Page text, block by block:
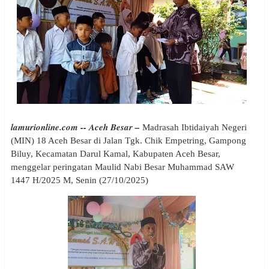
lamurionline.com -- Aceh Besar – Madrasah Ibtidaiyah Negeri
(MIN) 18 Aceh Besar di Jalan Tgk. Chik Empetring, Gampong
Biluy, Kecamatan Darul Kamal, Kabupaten Aceh Besar,
menggelar peringatan Maulid Nabi Besar Muhammad SAW
1447 H/2025 M, Senin (27/10/2025)